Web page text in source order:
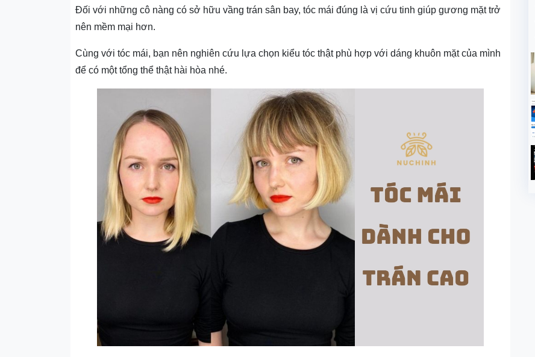
Đối với những cô nàng có sở hữu vầng trán sân bay, tóc mái đúng là vị cứu tinh giúp gương mặt trở
nên mềm mại hơn.
Cùng với tóc mái, bạn nên nghiên cứu lựa chọn kiểu tóc thật phù hợp với dáng khuôn mặt của mình
để có một tổng thể thật hài hòa nhé.